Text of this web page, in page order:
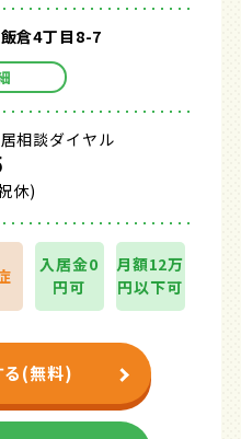
倉4丁目8-7
相談ダイヤル
休)
入居金0
円可
月額12万
円以下可
る(無料)